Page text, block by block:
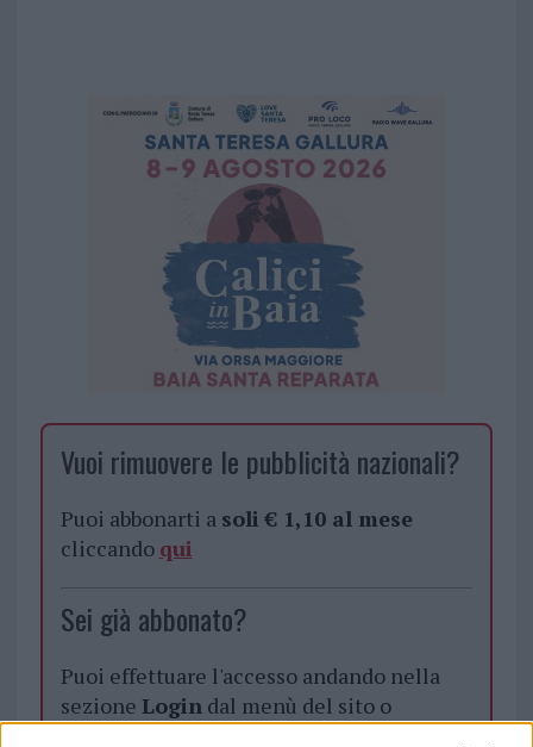
Vuoi rimuovere le pubblicità nazionali?
Puoi abbonarti a soli € 1,10 al mese
cliccando qui
Sei già abbonato?
Puoi effettuare l'accesso andando nella
sezione Logindal menù del sito o